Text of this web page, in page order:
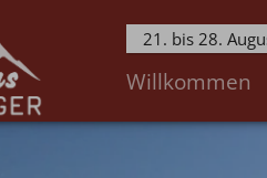
21. bis 28.
Willkommen